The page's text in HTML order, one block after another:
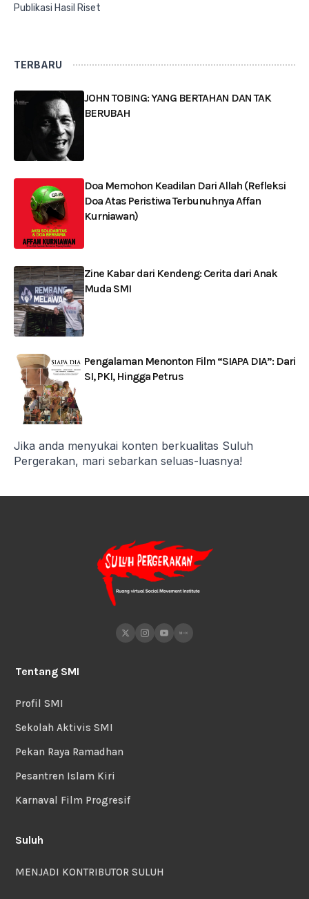
Publikasi Hasil Riset
TERBARU
JOHN TOBING: YANG BERTAHAN DAN TAK
BERUBAH
Doa Memohon Keadilan Dari Allah (Refleksi
Doa Atas Peristiwa Terbunuhnya Affan
Kurniawan)
Zine Kabar dari Kendeng: Cerita dari Anak
Muda SMI
Pengalaman Menonton Film “SIAPA DIA”: Dari
SI, PKI, Hingga Petrus
Jika anda menyukai konten berkualitas Suluh
Pergerakan, mari sebarkan seluas-luasnya!
Tentang SMI
Profil SMI
Sekolah Aktivis SMI
Pekan Raya Ramadhan
Pesantren Islam Kiri
Karnaval Film Progresif
Suluh
MENJADI KONTRIBUTOR SULUH